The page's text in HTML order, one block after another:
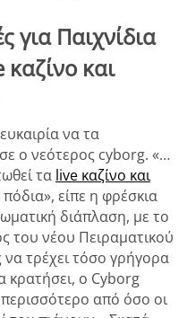
για Παιχνίδια
και
να τα
ο νεότερος cyborg. «…
τα live καζίνο και
είπε η φρέσκια
διάπλαση, με το
του νέου Πειραματικού
τρέχει τόσο γρήγορα
κρατήσει, ο Cyborg
από όσο οι